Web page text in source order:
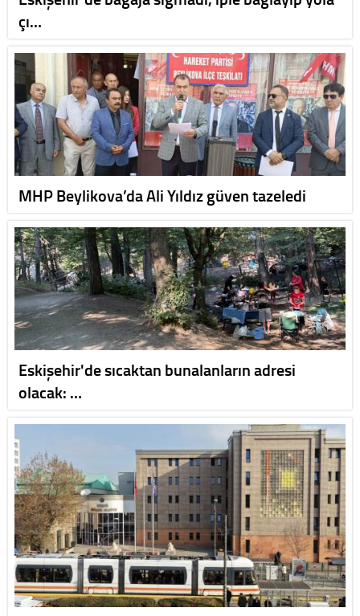
çı…
MHP Beylikova’da Ali Yıldız güven tazeledi
Eskişehir'de sıcaktan bunalanların adresi
olacak: …